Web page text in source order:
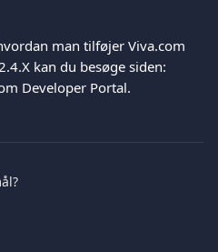
man tilføjer Viva.com
kan du besøge siden:
Developer Portal.